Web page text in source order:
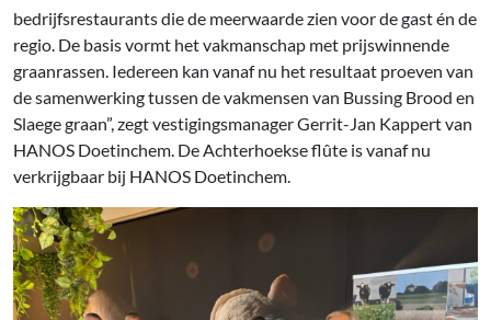
bedrijfsrestaurants die de meerwaarde zien voor de gast én de
regio. De basis vormt het vakmanschap met prijswinnende
graanrassen. Iedereen kan vanaf nu het resultaat proeven van
de samenwerking tussen de vakmensen van Bussing Brood en
Slaege graan”, zegt vestigingsmanager Gerrit-Jan Kappert van
HANOS Doetinchem. De Achterhoekse flûte is vanaf nu
verkrijgbaar bij HANOS Doetinchem.